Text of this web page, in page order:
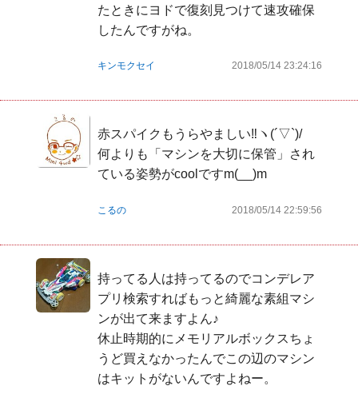
たときにヨドで復刻見つけて速攻確保
したんですがね。
キンモクセイ 2018/05/14 23:24:16
赤スパイクもうらやましい‼️ヽ(´▽`)/
何よりも「マシンを大切に保管」され
ている姿勢がcoolですm(__)m
こるの 2018/05/14 22:59:56
持ってる人は持ってるのでコンデレア
プリ検索すればもっと綺麗な素組マシ
ンが出て来ますよん♪
休止時期的にメモリアルボックスちょ
うど買えなかったんでこの辺のマシン
はキットがないんですよねー。